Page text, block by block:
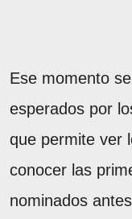
Ese momento
esperados por
que permite ver
conocer las
nominados